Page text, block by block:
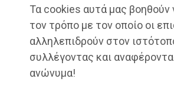
Τα cookies αυτά μας βοηθούν
τον τρόπο με τον οποίο οι
αλληλεπιδρούν στον
συλλέγοντας και
ανώνυμα!
ΤΑΞΙΔΙΑ
ΕΞΟΔΟΣ
ΠΕΡΙΒΑΛΛΟΝ